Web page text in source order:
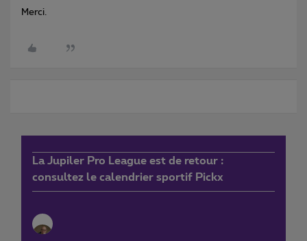
Merci.
La Jupiler Pro League est de retour :
consultez le calendrier sportif Pickx